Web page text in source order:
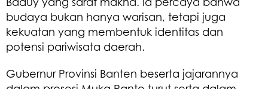
budaya bukan hanya warisan, tetapi juga
kekuatan yang membentuk identitas dan
potensi pariwisata daerah.
Gubernur Provinsi Banten beserta jajarannya